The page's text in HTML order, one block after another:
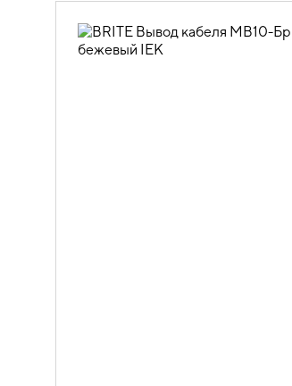
изделия скрытого монтажа BRITE
06.01.01.03 ЭУИ BRITE бежевый